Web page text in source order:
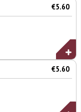
€5.60
€5.60